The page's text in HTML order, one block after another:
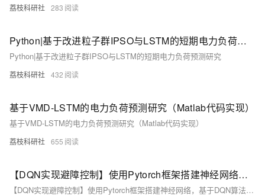
荔枝科研社 283
Python|基于改进粒子群IPSO与LSTM的短期电力负荷预测研究
Python|基于改进粒子群IPSO与LSTM的短期电力负荷预测研究
荔枝科研社 432
基于VMD-LSTM的电力负荷预测研究（Matlab代码实现）
基于VMD-LSTM的电力负荷预测研究（Matlab代码实现）
荔枝科研社 655
【DQN实现避障控制】使用Pytorch框架搭建神经网络，基于DQN算法、优先级采样的DQN算法、DQN + 人工势场实现避障控制研究（Matlab、Python实现）
【DQN实现避障控制】使用Pytorch框架搭建神经网络，基于DQN算法、优先级采样的DQN算法、DQN + 人工势场实现避障控制研究（Matlab、Python实现）